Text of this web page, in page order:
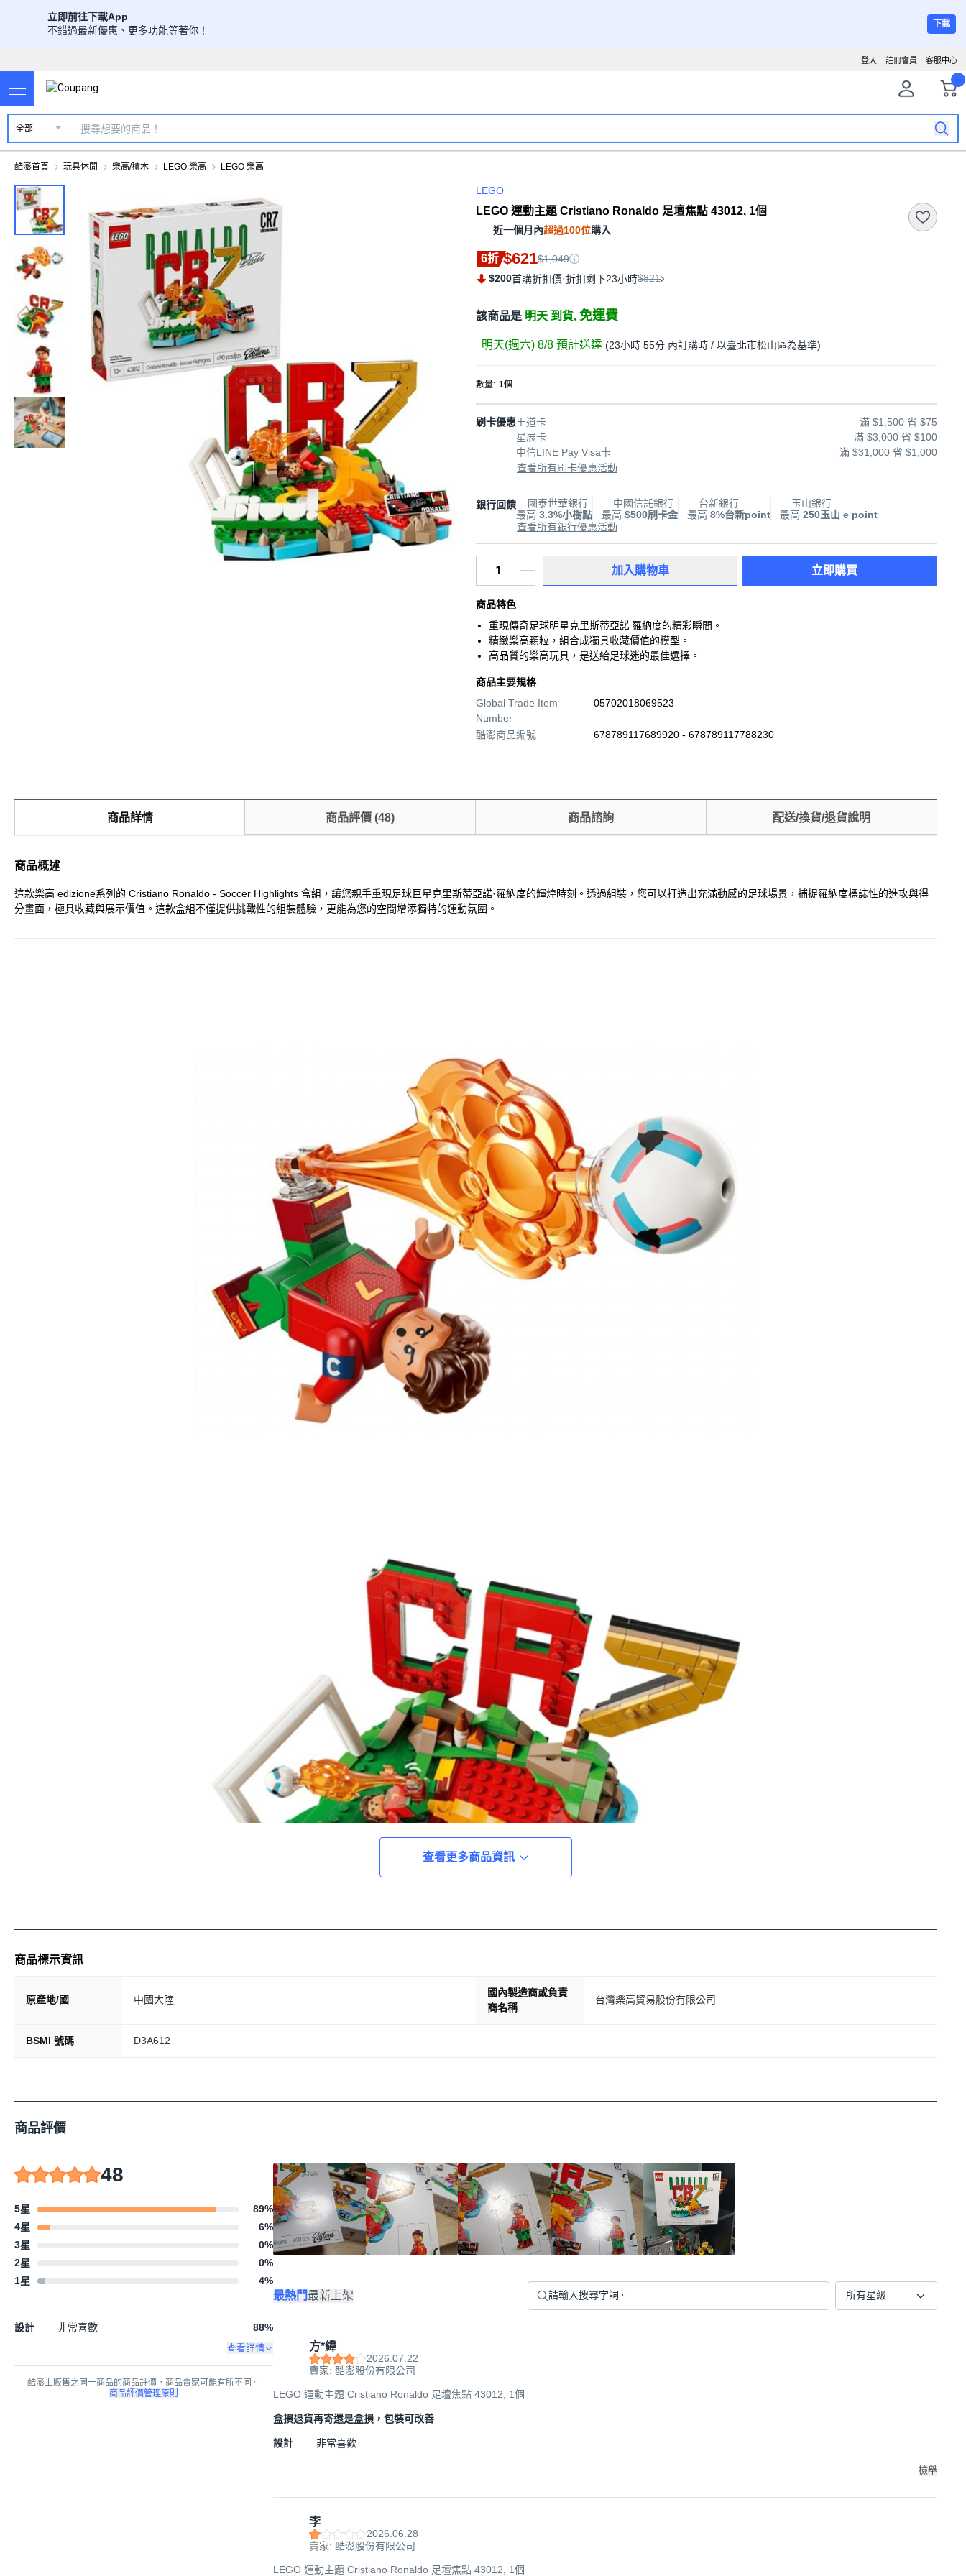
立即前往下載App
不錯過最新優惠、更多功能等著你！
下載
客服中心
註冊會員
登入
全部
酷澎首頁 玩具休閒 樂高/積木 LEGO 樂高 LEGO 樂高
LEGO
LEGO 運動主題 Cristiano Ronaldo 足壇焦點 43012, 1個
近一個月內超過100位購入
6折 $621$1,049
$200首購折扣價·折扣剩下23小時$821
該商品是 明天 到貨, 免運費
明天(週六) 8/8 預計送達 (23小時 55分 內訂購時 / 以臺北市松山區為基準)
數量: 1個
刷卡優惠王道卡
滿 $1,500 省 $75
星展卡
滿 $3,000 省 $100
中信LINE Pay Visa卡
滿 $31,000 省 $1,000
查看所有刷卡優惠活動
銀行回饋
國泰世華銀行
最高 3.3%小樹點
中國信託銀行
最高 $500刷卡金
台新銀行
最高 8%台新point
玉山銀行
最高 250玉山 e point
查看所有銀行優惠活動
加入購物車 立即購買
商品特色
重現傳奇足球明星克里斯蒂亞諾·羅納度的精彩瞬間。
精緻樂高顆粒，組合成獨具收藏價值的模型。
高品質的樂高玩具，是送給足球迷的最佳選擇。
商品主要規格
Global Trade Item
Number
05702018069523
酷澎商品編號 678789117689920 - 678789117788230
商品詳情 商品評價 (48) 商品諮詢 配送/換貨/退貨說明
商品概述
這款樂高 edizione系列的 Cristiano Ronaldo - Soccer Highlights 盒組，讓您親手重現足球巨星克里斯蒂亞諾·羅納度的輝煌時刻。透過組裝，您可以打造出充滿動感的足球場景，捕捉羅納度標誌性的進攻與得
分畫面，極具收藏與展示價值。這款盒組不僅提供挑戰性的組裝體驗，更能為您的空間增添獨特的運動氛圍。
查看更多商品資訊
商品標示資訊
原產地/國 中國大陸
國內製造商或負責
商名稱
台灣樂高貿易股份有限公司
BSMI 號碼 D3A612
商品評價
48
5星 89%
4星
6%
3星
0%
2星
0%
1星
4%
設計 非常喜歡 88%
查看詳情
酷澎上販售之同一商品的商品評價，商品賣家可能有所不同。
商品評價管理原則
最熱門最新上架 所有星級
方*緯
2026.07.22
賣家: 酷澎股份有限公司
LEGO 運動主題 Cristiano Ronaldo 足壇焦點 43012, 1個
盒損退貨再寄還是盒損，包裝可改善
設計 非常喜歡
檢舉
李
2026.06.28
賣家: 酷澎股份有限公司
LEGO 運動主題 Cristiano Ronaldo 足壇焦點 43012, 1個